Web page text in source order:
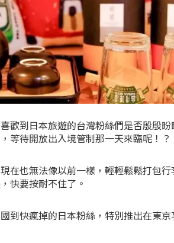
歡到日本旅遊的台灣粉絲們是否殷殷
等待開放出入境管制那一天來臨呢！？
在也無法像以前一樣，輕輕鬆鬆打包
快要按耐不住了。
到快瘋掉的日本粉絲，特別推出在東